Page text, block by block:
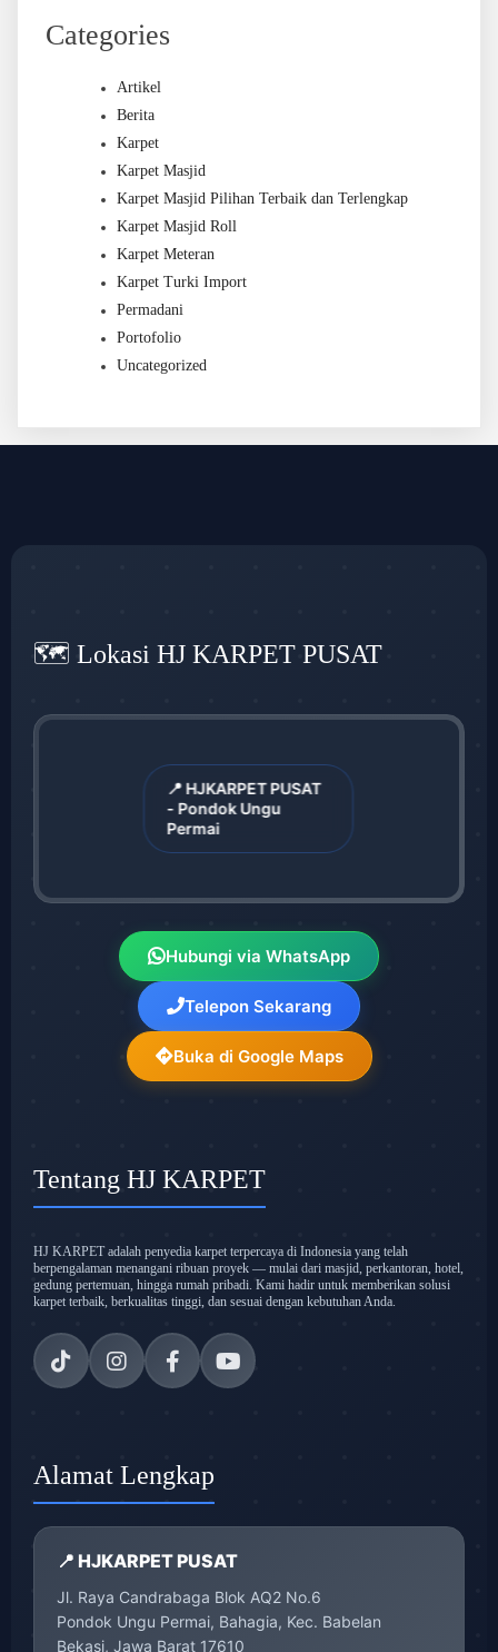
Categories
Artikel
Berita
Karpet
Karpet Masjid
Karpet Masjid Pilihan Terbaik dan Terlengkap
Karpet Masjid Roll
Karpet Meteran
Karpet Turki Import
Permadani
Portofolio
Uncategorized
🗺️ Lokasi HJ KARPET PUSAT
📍 HJKARPET PUSAT
- Pondok Ungu
Permai
Hubungi via WhatsApp
Telepon Sekarang
Buka di Google Maps
Tentang HJ KARPET
HJ KARPET adalah penyedia karpet terpercaya di Indonesia yang telah
berpengalaman menangani ribuan proyek — mulai dari masjid, perkantoran, hotel,
gedung pertemuan, hingga rumah pribadi. Kami hadir untuk memberikan solusi
karpet terbaik, berkualitas tinggi, dan sesuai dengan kebutuhan Anda.
Alamat Lengkap
📍 HJKARPET PUSAT
Jl. Raya Candrabaga Blok AQ2 No.6
Pondok Ungu Permai, Bahagia, Kec. Babelan
Bekasi, Jawa Barat 17610